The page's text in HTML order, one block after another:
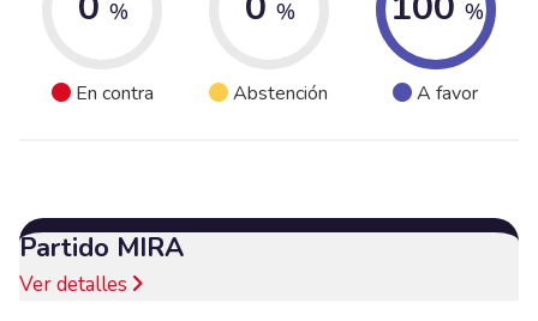
%
En contra
%
Abstención
%
A favor
Partido MIRA
Ver detalles